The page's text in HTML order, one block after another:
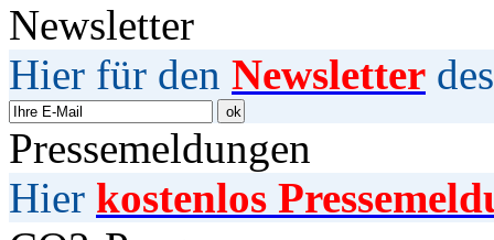
Newsletter
Hier für den Newsletter
Pressemeldungen
Hier kostenlos